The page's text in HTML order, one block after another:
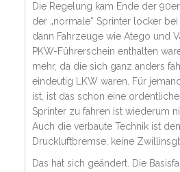
Die Regelung kam Ende der
der „normale“ Sprinter locker
dann Fahrzeuge wie Atego und
PKW-Führerschein enthalten
mehr, da die sich ganz anders
eindeutig LKW waren. Für
ist, ist das schon eine
Sprinter zu fahren ist wiederum
Auch die verbaute Technik ist
Druckluftbremse, keine
Das hat sich geändert. Die